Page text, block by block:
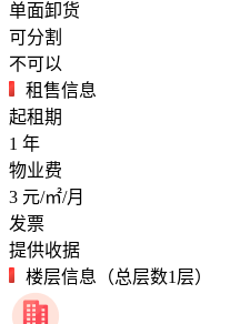
单面卸货
可分割
不可以
租售信息
起租期
1 年
物业费
3 元/㎡/月
发票
提供收据
楼层信息（总层数1层）